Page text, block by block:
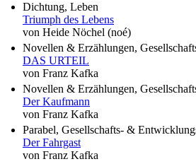
Dichtung, Leben
Triumph des Lebens
von Heide Nöchel (noé)
Novellen & Erzählungen,
DAS URTEIL
von Franz Kafka
Novellen & Erzählungen,
Der Kaufmann
von Franz Kafka
Parabel, Gesellschafts- &
Der Fahrgast
von Franz Kafka